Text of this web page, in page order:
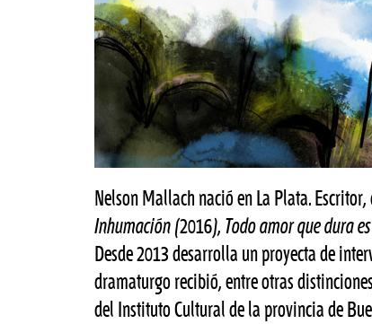
Nelson Mallach nació en La Plata.
Inhumación(2016), Todo amor que dura
Desde 2013 desarrolla un proyecta de
dramaturgo recibió, entre otras
del Instituto Cultural de la provincia de